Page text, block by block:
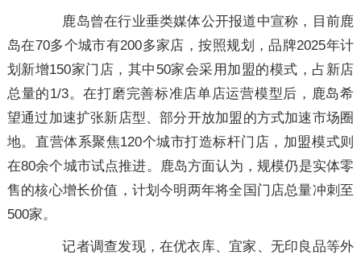
鹿岛曾在行业垂类媒体公开报道中宣称，目前鹿
岛在70多个城市有200多家店，按照规划，品牌2025年计
划新增150家门店，其中50家会采用加盟的模式，占新店
总量的1/3。在打磨完善标准店单店运营模型后，鹿岛希
望通过加速扩张新店型、部分开放加盟的方式加速市场圈
地。直营体系聚焦120个城市打造标杆门店，加盟模式则
在80余个城市试点推进。鹿岛方面认为，规模仍是实体零
售的核心增长价值，计划今明两年将全国门店总量冲刺至
500家。
记者调查发现，在优衣库、宜家、无印良品等外